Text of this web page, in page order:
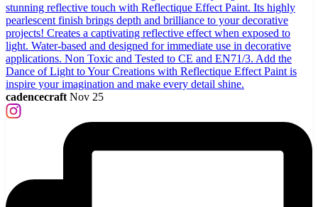
cadencecraft Nov 25